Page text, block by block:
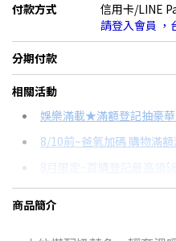
付款方式
信用卡/LINE
請登入會員 ，
分期付款
＊實際可分期數、適用利率，請
信用卡分期
分期數 每期
相關活動
娛樂滿載★滿額登記抽豪
8/10前~爸氣加碼 購物滿
8月限定~首購登記最高領
台灣大哥大Open
商品簡介